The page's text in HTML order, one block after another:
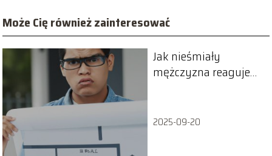
Może Cię również zainteresować
Jak nieśmiały
mężczyzna reaguje
2025-09-20